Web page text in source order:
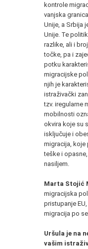
kontrole
vanjska
Unije, a Srbija
Unije. Te
razlike, ali i
točke, pa i
potku
migracijske
njih je
istraživački
tzv. iregularne
mobilnosti
okvira koje su
isključuje i
migracija, koje
teške i
nasiljem.
Marta Stojić
migracijska
pristupanje
migracija po
Uršula je na
vašim